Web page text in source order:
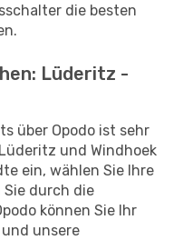
die besten
Lüderitz -
über Opodo ist sehr
und Windhoek
ein, wählen Sie Ihre
Sie durch die
können Sie Ihr
unsere